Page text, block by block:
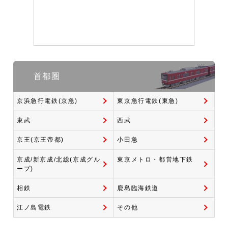
首都圏
京浜急行電鉄(京急) 東京急行電鉄(東急)
東武 西武
京王(京王帝都) 小田急
京成/新京成/北総(京成グル
ープ)
東京メトロ・都営地下鉄
相鉄 鹿島臨海鉄道
江ノ島電鉄 その他